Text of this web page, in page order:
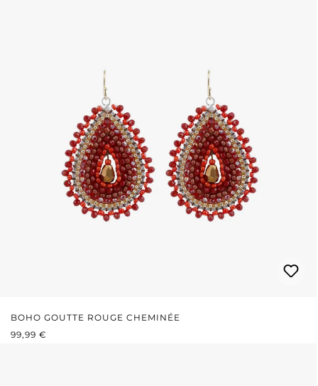
BOHO GOUTTE ROUGE CHEMINÉE
PRIX RÉGULIER :
99,99 €